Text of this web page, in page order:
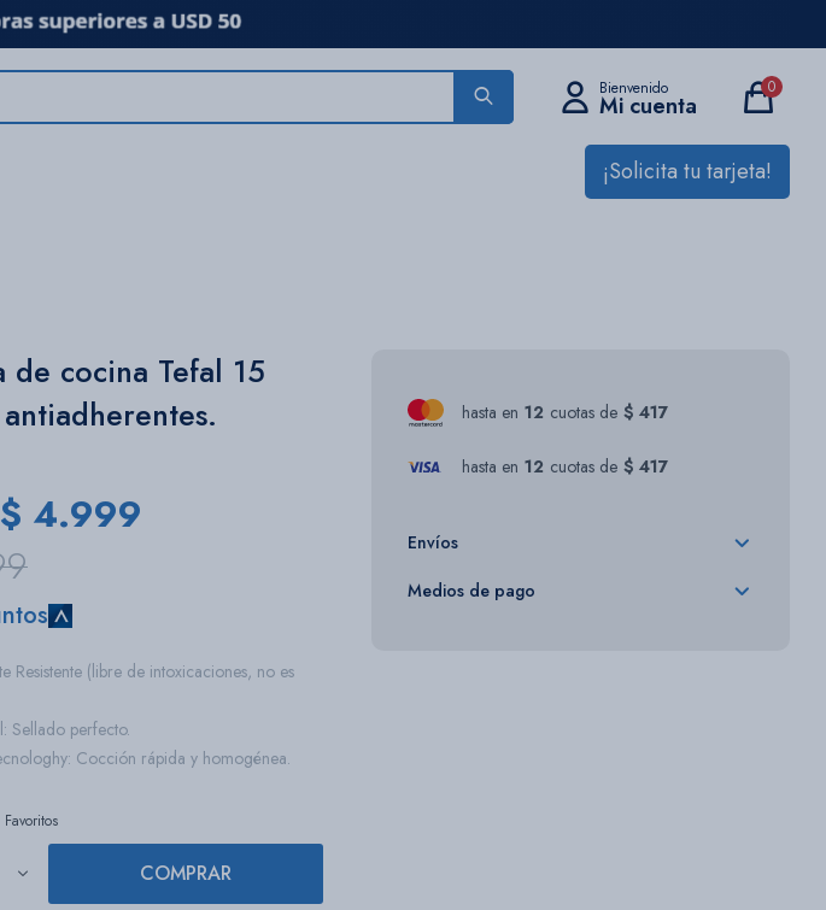
¡Solicita tu tarjeta!
0
de cocina Tefal 15
$ 4.999
Resistente (libre de intoxicaciones, no es
Sellado perfecto.
Cocción rápida y homogénea.
COMPRAR
hasta en 12 cuotas de $ 417
hasta en 12 cuotas de $ 417
Envíos
Medios de pago